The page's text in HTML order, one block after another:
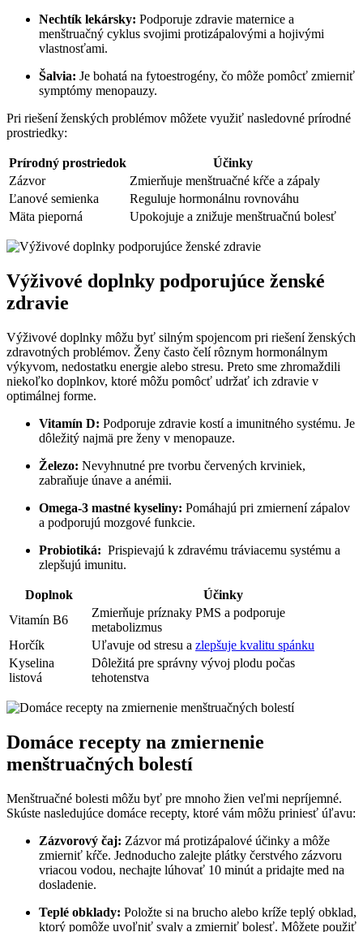
Nechtík lekársky: Podporuje zdravie maternice a
menštruačný cyklus svojimi protizápalovými⁢ a ​hojivými
vlastnosťami.
Šalvia: Je bohatá na fytoestrogény, čo môže pomôcť zmierniť
symptómy ⁣menopauzy.
Pri riešení ženských problémov môžete‍ využiť nasledovné prírodné
prostriedky:
Prírodný prostriedok
Účinky
Zázvor
Zmierňuje menštruačné kŕče a zápaly
Ľanové semienka
Reguluje hormonálnu rovnováhu
Mäta pieporná
Upokojuje a znižuje menštruačnú bolesť
Výživové doplnky podporujúce⁤ ženské
zdravie
Výživové doplnky môžu ‌byť ⁢silným spojencom pri riešení ženských
zdravotných problémov. Ženy často čelí rôznym hormonálnym
výkyvom, nedostatku ‍energie ‌alebo stresu. Preto sme⁣ zhromaždili
niekoľko doplnkov, ktoré môžu pomôcť​ udržať ich zdravie v
‌optimálnej forme.
Vitamín D: Podporuje zdravie kostí a imunitného systému. ‍Je
⁤dôležitý najmä‌ pre ženy v menopauze.
Železo: ‍Nevyhnutné pre tvorbu červených krviniek,
⁤zabraňuje únave a anémii.
Omega-3 mastné ⁤kyseliny: Pomáhajú pri zmiernení ‌zápalov
a podporujú mozgové funkcie.
Probiotiká: ​ Prispievajú k zdravému tráviacemu systému a
zlepšujú imunitu.
Doplnok
Účinky
Vitamín⁤ B6
Zmierňuje príznaky PMS a‍ podporuje
metabolizmus
Horčík
Uľavuje od stresu a zlepšuje kvalitu spánku
Kyselina
listová
Dôležitá pre správny vývoj ⁢plodu počas
tehotenstva
Domáce recepty na zmiernenie⁤
menštruačných bolestí
Menštruačné bolesti môžu byť pre mnoho žien veľmi⁤ nepríjemné.
Skúste ⁣nasledujúce domáce recepty, ktoré vám ⁤môžu priniesť​ úľavu:
Zázvorový čaj: Zázvor má‍ protizápalové účinky a môže⁢
zmierniť kŕče. Jednoducho zalejte plátky ‌čerstvého zázvoru
vriacou vodou, nechajte lúhovať 10 minút a pridajte med na
dosladenie.
Teplé obklady: Položte si na brucho⁤ alebo ‌kríže ​teplý obklad,
ktorý pomôže uvoľniť svaly a zmierniť bolesť. Môžete‍ použiť